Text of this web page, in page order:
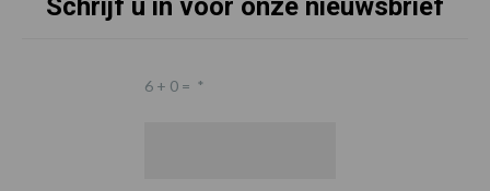
Schrijf u in voor onze nieuwsbrief
6 + 0 = *